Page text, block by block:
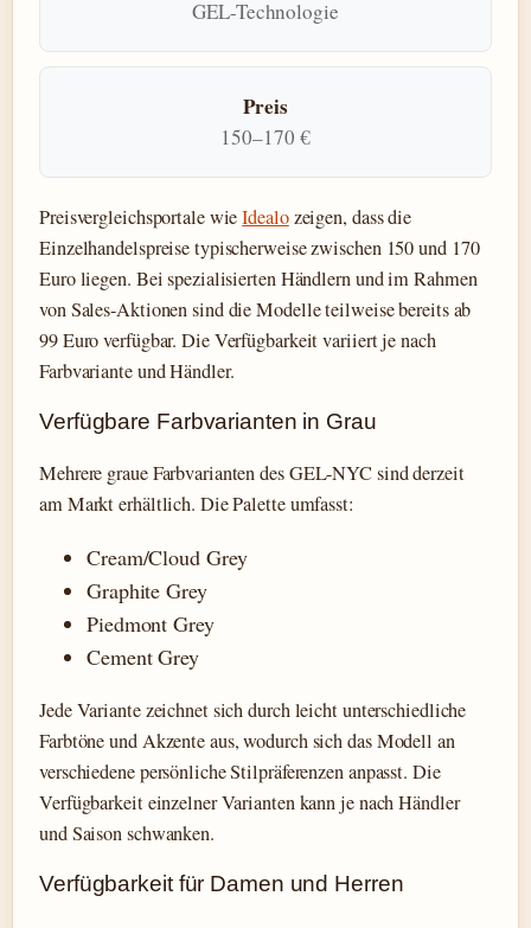
GEL-Technologie
Preis
150–170 €
Preisvergleichsportale wieIdealozeigen, dass die
Einzelhandelspreise typischerweise zwischen 150 und 170
Euro liegen. Bei spezialisierten Händlern und im Rahmen
von Sales-Aktionen sind die Modelle teilweise bereits ab
99 Euro verfügbar. Die Verfügbarkeit variiert je nach
Farbvariante und Händler.
Verfügbare Farbvarianten in Grau
Mehrere graue Farbvarianten des GEL-NYC sind derzeit
am Markt erhältlich. Die Palette umfasst:
Cream/Cloud Grey
Graphite Grey
Piedmont Grey
Cement Grey
Jede Variante zeichnet sich durch leicht unterschiedliche
Farbtöne und Akzente aus, wodurch sich das Modell an
verschiedene persönliche Stilpräferenzen anpasst. Die
Verfügbarkeit einzelner Varianten kann je nach Händler
und Saison schwanken.
Verfügbarkeit für Damen und Herren